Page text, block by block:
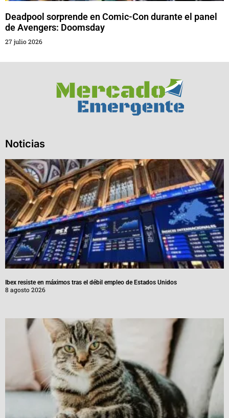
Deadpool sorprende en Comic-Con durante el panel
de Avengers: Doomsday
27 julio 2026
Noticias
Ibex resiste en máximos tras el débil empleo de Estados Unidos
8 agosto 2026